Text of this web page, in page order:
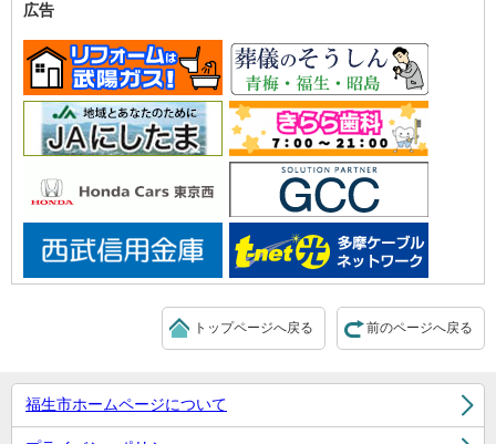
広告
前のページへ戻る
トップページへ戻る
福生市ホームページについて